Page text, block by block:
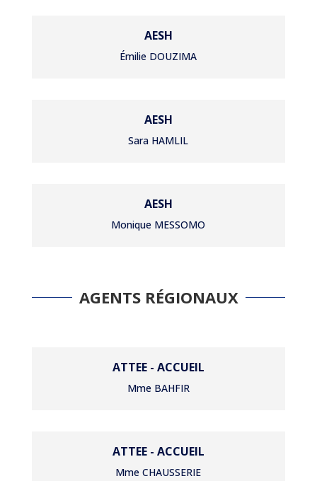
AESH
Émilie DOUZIMA
AESH
Sara HAMLIL
AESH
Monique MESSOMO
AGENTS RÉGIONAUX
ATTEE - ACCUEIL
Mme BAHFIR
ATTEE - ACCUEIL
Mme CHAUSSERIE